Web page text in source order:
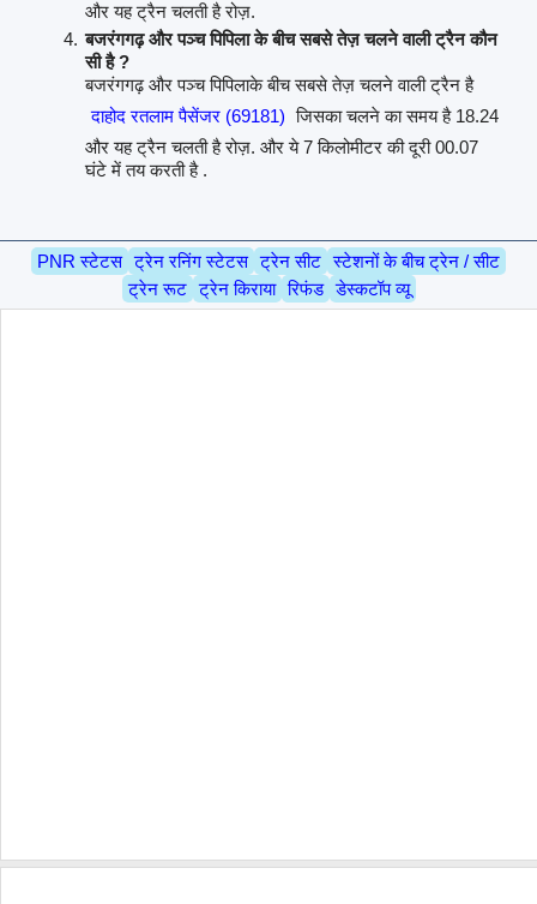
और यह ट्रैन चलती है रोज़.
बजरंगगढ़ और पञ्च पिपिला के बीच सबसे तेज़ चलने वाली ट्रैन कौन
सी है ?
बजरंगगढ़ और पञ्च पिपिलाके बीच सबसे तेज़ चलने वाली ट्रैन है
दाहोद रतलाम पैसेंजर (69181) जिसका चलने का समय है 18.24
और यह ट्रैन चलती है रोज़. और ये 7 किलोमीटर की दूरी 00.07
घंटे में तय करती है .
PNR स्टेटस ट्रेन रनिंग स्टेटस ट्रेन सीट स्टेशनों के बीच ट्रेन / सीट
ट्रेन रूट ट्रेन किराया रिफंड डेस्कटॉप व्यू